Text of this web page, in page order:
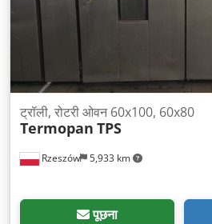
Rzeszów 5,933 km
ट्रॉली, रोटरी ओवन 60x100, 60x80
Termopan TPS
पूछना